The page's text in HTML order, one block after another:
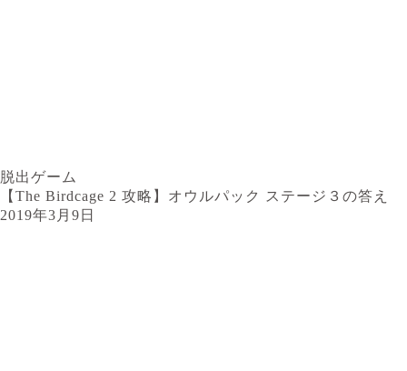
脱出ゲーム
【The Birdcage 2 攻略】オウルパック ステージ３の答え
2019年3月9日